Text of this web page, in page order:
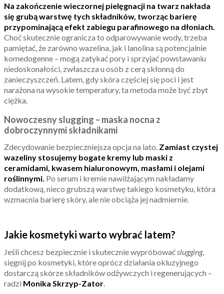
Na zakończenie wieczornej pielęgnacji na twarz nakłada
się grubą warstwę tych składników, tworząc barierę
przypominającą efekt zabiegu parafinowego na dłoniach.
Choć skutecznie ogranicza to odparowywanie wody, trzeba
pamiętać, że zarówno wazelina, jak i lanolina są potencjalnie
komedogenne – mogą zatykać pory i sprzyjać powstawaniu
niedoskonałości, zwłaszcza u osób z cerą skłonną do
zanieczyszczeń. Latem, gdy skóra częściej się poci i jest
narażona na wysokie temperatury, ta metoda może być zbyt
ciężka.
Nowoczesny slugging – maska nocna z
dobroczynnymi składnikami
Zdecydowanie bezpieczniejsza opcja na lato. Zamiast czystej
wazeliny stosujemy bogate kremy lub maski z
ceramidami, kwasem hialuronowym, masłami i olejami
roślinnymi. Po serum i kremie nawilżającym nakładamy
dodatkową, nieco grubszą warstwę takiego kosmetyku, która
wzmacnia barierę skóry, ale nie obciąża jej nadmiernie.
Jakie kosmetyki warto wybrać latem?
Jeśli chcesz bezpiecznie i skutecznie wypróbowaćslugging,
sięgnij po kosmetyki, które oprócz działania okluzyjnego
dostarczą skórze składników odżywczych i regenerujących –
radzi Monika Skrzyp-Zator.